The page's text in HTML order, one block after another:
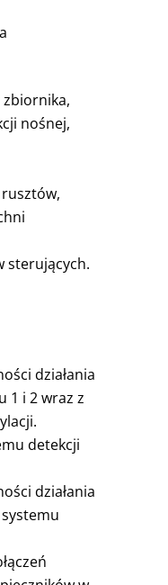
nośnej,
sterujących.
działania
1 i 2 wraz z
detekcji
działania